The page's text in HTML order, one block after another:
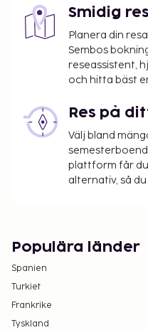
Smidig
Planera din
Sembos
reseassistent,
och hitta bäst
Res på
Välj bland
plattform får
alternativ, så
Populära länder
Spanien
Turkiet
Frankrike
Tyskland